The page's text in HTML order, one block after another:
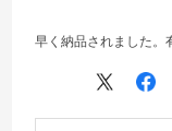
早く納品されました。